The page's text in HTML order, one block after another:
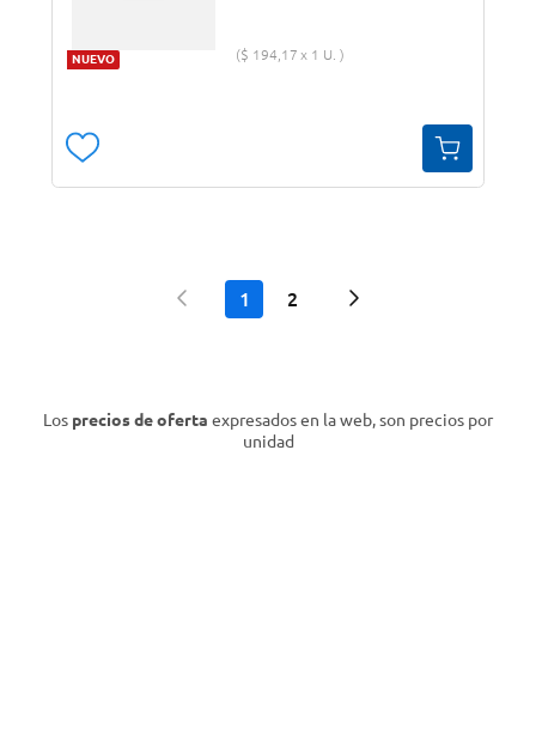
NUEVO $ 194,17 1 U.
1 2
Los precios de oferta expresados en la web, son precios por
unidad